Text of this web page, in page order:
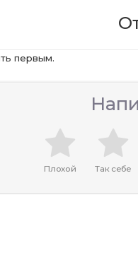
первым.
Плохой Так себе